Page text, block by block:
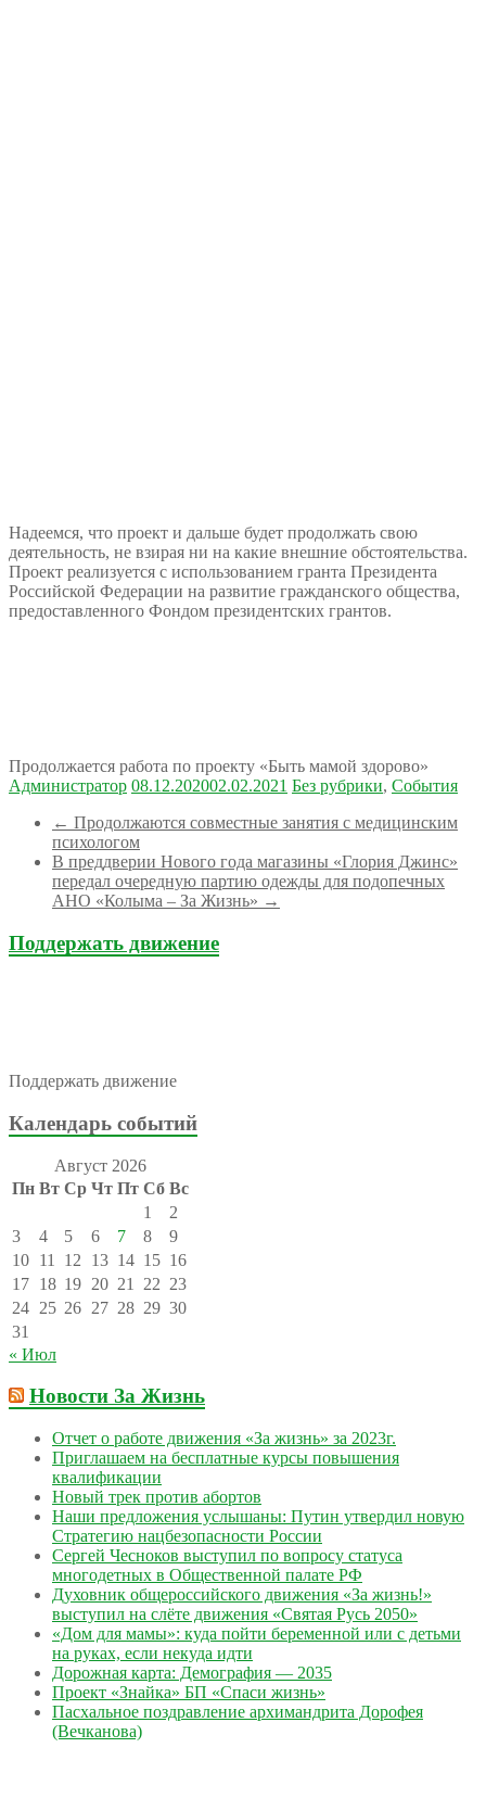
Надеемся, что проект и дальше будет продолжать свою
деятельность, не взирая ни на какие внешние обстоятельства.
Проект реализуется с использованием гранта Президента
Российской Федерации на развитие гражданского общества,
предоставленного Фондом президентских грантов.
Продолжается работа по проекту «Быть мамой здорово»
Администратор 08.12.202002.02.2021 Без рубрики, События
← Продолжаются совместные занятия с медицинским
психологом
В преддверии Нового года магазины «Глория Джинс»
передал очередную партию одежды для подопечных
АНО «Колыма – За Жизнь» →
Поддержать движение
Поддержать движение
Календарь событий
Август 2026
Пн Вт Ср Чт Пт Сб Вс
1
2
3
4 5 6 7 8
9
10 11 12 13 14 15 16
17 18 19 20 21 22 23
24 25 26 27 28 29 30
31
« Июл
Новости За Жизнь
Отчет о работе движения «За жизнь» за 2023г.
Приглашаем на бесплатные курсы повышения
квалификации
Новый трек против абортов
Наши предложения услышаны: Путин утвердил новую
Стратегию нацбезопасности России
Сергей Чесноков выступил по вопросу статуса
многодетных в Общественной палате РФ
Духовник общероссийского движения «За жизнь!»
выступил на слёте движения «Святая Русь 2050»
«Дом для мамы»: куда пойти беременной или с детьми
на руках, если некуда идти
Дорожная карта: Демография — 2035
Проект «Знайка» БП «Спаси жизнь»
Пасхальное поздравление архимандрита Дорофея
(Вечканова)